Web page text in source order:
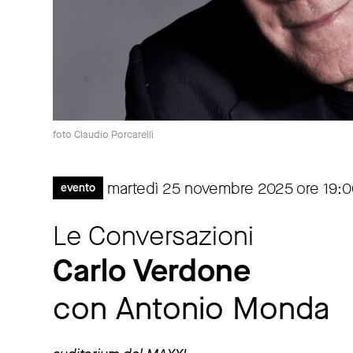
foto Claudio Porcarelli
evento martedì 25 novembre 2025 ore
Le Conversazioni
Carlo Verdone
con Antonio Monda